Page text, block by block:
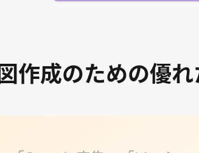
作成のための優